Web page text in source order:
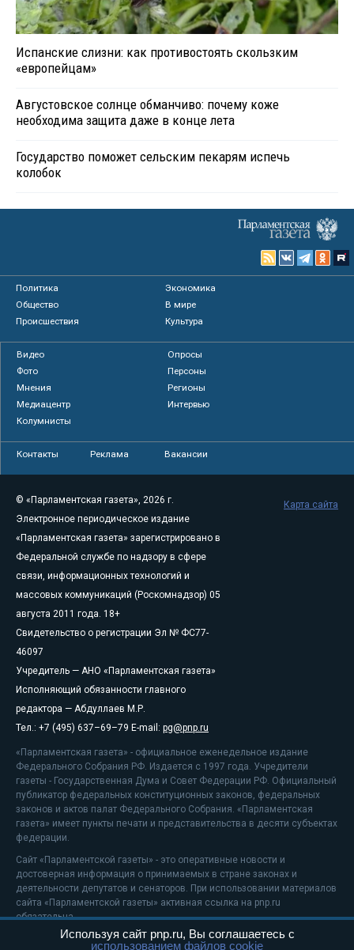
Испанские слизни: как противостоять скользким
«европейцам»
Августовское солнце обманчиво: почему коже
необходима защита даже в конце лета
Государство поможет сельским пекарям испечь
колобок
Политика
Экономика
Общество
В мире
Происшествия
Культура
Видео
Опросы
Фото
Персоны
Мнения
Регионы
Медиацентр
Интервью
Колумнисты
Контакты Реклама Вакансии
© «Парламентская газета», 2026 г.
Электронное периодическое издание
«Парламентская газета» зарегистрировано в
Федеральной службе по надзору в сфере
связи, информационных технологий и
массовых коммуникаций (Роскомнадзор) 05
августа 2011 года. 18+
Свидетельство о регистрации Эл № ФС77-
46097
Учредитель — АНО «Парламентская газета»
Исполняющий обязанности главного
редактора — Абдуллаев М.Р.
Тел.: +7 (495) 637–69–79 E-mail: pg@pnp.ru
«Парламентская газета» - официальное еженедельное издание
Федерального Собрания РФ. Издается с 1997 года. Учредители
газеты - Государственная Дума и Совет Федерации РФ. Официальный
публикатор федеральных конституционных законов, федеральных
законов и актов палат Федерального Собрания. «Парламентская
газета» имеет пункты печати и представительства в десяти субъектах
федерации.
Сайт «Парламентской газеты» - это оперативные новости и
достоверная информация о принимаемых в стране законах и
деятельности депутатов и сенаторов. При использовании материалов
сайта «Парламентской газеты» активная ссылка на pnp.ru
обязательна.
На информационном ресурсе применяютсярекомендательные
Карта сайта
Используя сайт pnp.ru, Вы соглашаетесь с
использованием файлов cookie